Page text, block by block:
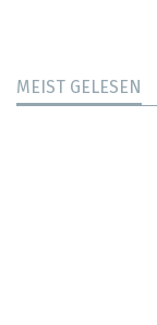
MEIST GELESEN